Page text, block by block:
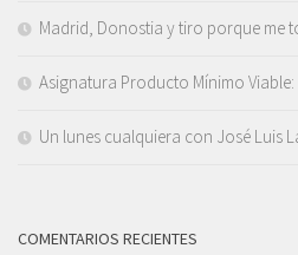
Madrid, Donostia y tiro porque me
Asignatura Producto Mínimo
Un lunes cualquiera con José Luis
COMENTARIOS RECIENTES